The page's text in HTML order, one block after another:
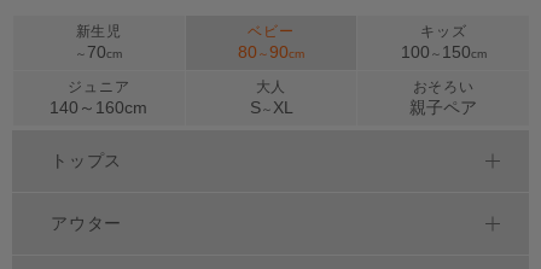
新生児
～ 70cm
ベビー
80 ～90cm
キッズ
100 ～ 150cm
ジュニア
140～ 160cm
大人
S～ XL
おそろい
親子ペア
トップス
アウター